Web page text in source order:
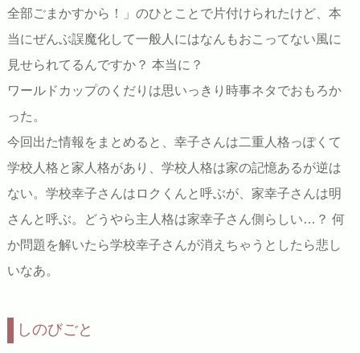
全部ごまかすから！」のひとことで片付けられたけど、本
当にぜんぶ誤魔化して一般人にはなんもおこってない風に
見せられてるんですか？ 本当に？
ワールドカップのくだりは思いっきり時事ネタでおもろか
った。
今回出た情報をまとめると、幸子さんは二重人格っぽくて
学校人格と家人格があり、学校人格は家の記憶あるが逆は
ない。学校幸子さんはロクくんと呼ぶが、家幸子さんは明
さんと呼ぶ。どうやら主人格は家幸子さん側らしい…？ 何
か問題を解いたら学校幸子さんが消えちゃうとしたら悲し
いなあ。
しのびごと